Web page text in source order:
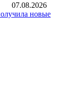
07.08.2026
новые